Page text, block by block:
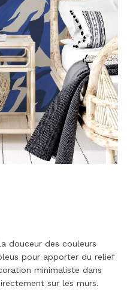
douceur des couleurs
pour apporter du relief
minimaliste dans
sur les murs.